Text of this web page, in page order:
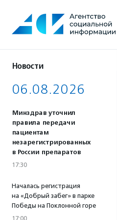
содержанию
Новости
06.08.2026
Минздрав уточнил
правила передачи
пациентам
незарегистрированных
в России препаратов
17:30
Началась регистрация
на «Добрый забег» в парке
Победы на Поклонной горе
17:00